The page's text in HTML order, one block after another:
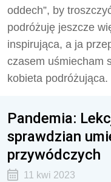
oddech”, by
podróżuję jeszcze
inspirująca, a ja
czasem uśmiecham
kobieta podróżująca.
Pandemia:
sprawdzian
przywódczych
11 kwi 2023